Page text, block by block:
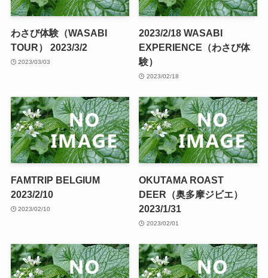
わさび体験（WASABI
TOUR） 2023/3/2
2023/03/03
2023/2/18 WASABI
EXPERIENCE（わさび体
験）
2023/02/18
FAMTRIP BELGIUM
2023/2/10
2023/02/10
OKUTAMA ROAST
DEER（奥多摩ジビエ）
2023/1/31
2023/02/01